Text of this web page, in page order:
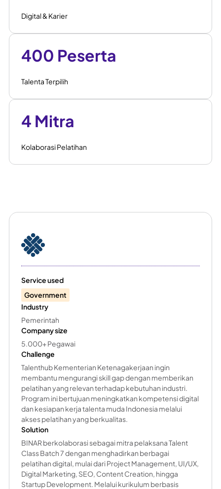
Digital & Karier
400 Peserta
Talenta Terpilih
4 Mitra
Kolaborasi Pelatihan
Service used
Government
Industry
Pemerintah
Company size
5.000+ Pegawai
Challenge
Talenthub Kementerian Ketenagakerjaan ingin
membantu mengurangi skill gap dengan memberikan
pelatihan yang relevan terhadap kebutuhan industri.
Program ini bertujuan meningkatkan kompetensi digital
dan kesiapan kerja talenta muda Indonesia melalui
akses pelatihan yang berkualitas.
Solution
BINAR berkolaborasi sebagai mitra pelaksana Talent
Class Batch 7 dengan menghadirkan berbagai
pelatihan digital, mulai dari Project Management, UI/UX,
Digital Marketing, SEO, Content Creation, hingga
Startup Development. Melalui kurikulum berbasis